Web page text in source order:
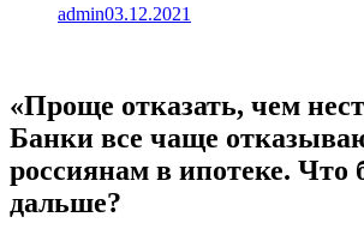
admin03.12.2021
«Проще отказать, чем
Банки все чаще
россиянам в ипотеке. Что
дальше?